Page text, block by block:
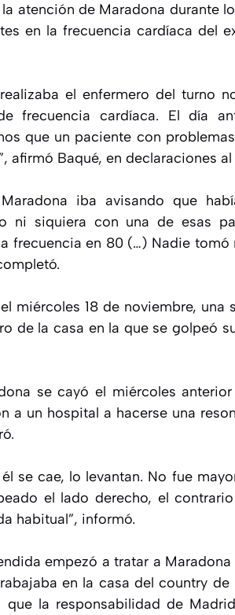
atención de Maradona durante
en la frecuencia cardíaca del
el enfermero del turno
frecuencia cardíaca. El día
que un paciente con
afirmó Baqué, en declaraciones al
iba avisando que
ni siquiera con una de esas
frecuencia en 80 (…) Nadie
miércoles 18 de noviembre, una
de la casa en la que se golpeó
se cayó el miércoles
a un hospital a hacerse una
se cae, lo levantan. No fue
el lado derecho, el
habitual”, informó.
empezó a tratar a Maradona
en la casa del country
que la responsabilidad de